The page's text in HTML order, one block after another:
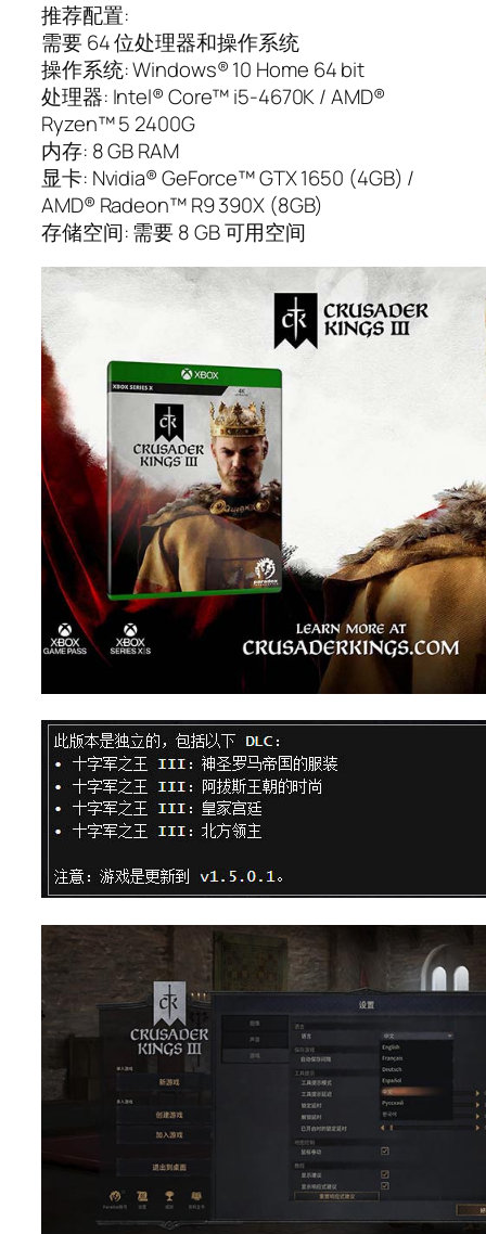
推荐配置:
需要 64 位处理器和操作系统
操作系统: Windows® 10 Home 64 bit
处理器: Intel® Core™ i5-4670K / AMD®
Ryzen™ 5 2400G
内存: 8 GB RAM
显卡: Nvidia® GeForce™ GTX 1650 (4GB) /
AMD® Radeon™ R9 390X (8GB)
存储空间: 需要 8 GB 可用空间